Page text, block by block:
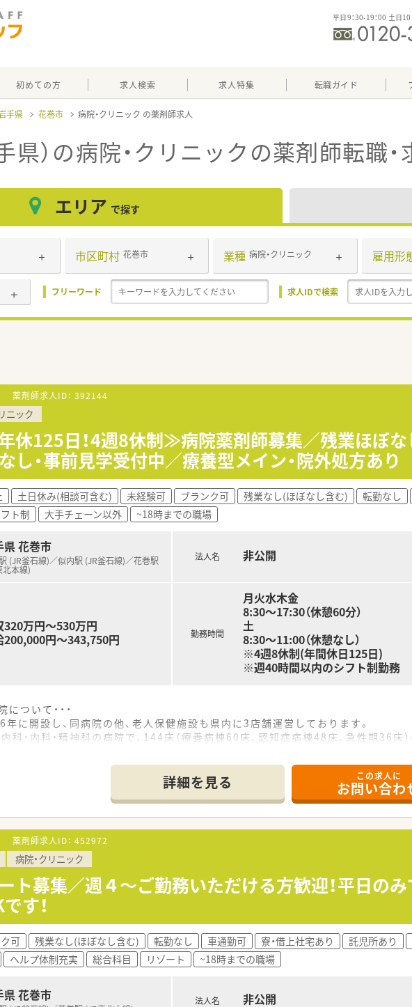
平日9：30-19：00 土日10
初めての方 求人検索 求人特集 転職ガイド
手県 花巻市 病院・クリニック
県）の病院・クリニックの薬剤師転職
エリア で探す
市区町村 花巻市 業種 病院・クリニック 雇用形
フリーワード 求人IDで検索
薬剤師求人ID： 392144
ニック
休125日！4週8休制≫病院薬剤師募集／残業ほぼな
し・事前見学受付中／療養型メイン・院外処方あり
土日休み(相談可含む) 未経験可 ブランク可 残業なし(ほぼなし含む) 転勤なし
ト制 大手チェーン以外 ~18時までの職場
県 花巻市
(JR釜石線)／似内駅 (JR釜石線)／花巻駅
北本線)
320万円～530万円
200,000円～343,750円
法人名 非公開
勤務時間
月火水木金
8:30～17:30（休憩60分）
土
8:30～11:00（休憩なし）
※4週8休制(年間休日125日)
※週40時間以内のシフト制勤務
について・・・
に開設し、同病院の他、老人保健施設も県内に3店舗運営しております。
科・内科・精神科の病院で、144床（療養病棟60床、認知症病棟48床、急性期36床
方はもちろんですが、近隣の医療機関からの処方も受け付けています。
休の休暇制度を設けているため、オンオフの切り替えよくご就業できる環境です。
年間休日も125日あるため、長期のお休みも取得可能です。
伴う転勤はないため、地域に根付いて長く働くことが出来ます。
ポイント・・・
中心ではありますが、急性期もあるため、様々な処方に携わることができ、経験
の薬剤師もいるため、経験が浅くても周りのサポート体制が整っているため安心
時半までのシフトであり、残業時間も月5時間程度と少なく、プライベートと
な方にオススメ・・・
経験OK！少しずつでも経験を積める環境で働きたい方
く腰を据えて長く働きたい方
フの切り替えよく働ける環境で、プライベートとの両立を実現したい方
詳細を見る この求人に
お問い合わ
薬剤師求人ID： 452972
病院・クリニック
ート募集／週４～ご勤務いただける方歓迎！平日の
す！
可 残業なし(ほぼなし含む) 転勤なし 車通勤可 寮・借上社宅あり 託児所あり
ヘルプ体制充実 総合科目 リゾート ~18時までの職場
県 花巻市 法人名 非公開